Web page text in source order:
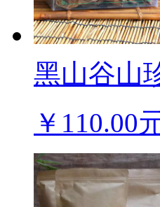
黑山谷山
￥110.00